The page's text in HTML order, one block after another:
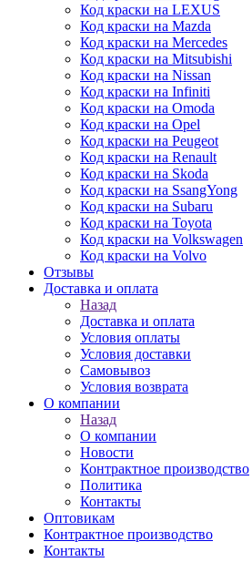
Код краски на LEXUS
Код краски на Mazda
Код краски на Mercedes
Код краски на Mitsubishi
Код краски на Nissan
Код краски на Infiniti
Код краски на Omoda
Код краски на Opel
Код краски на Peugeot
Код краски на Renault
Код краски на Skoda
Код краски на SsangYong
Код краски на Subaru
Код краски на Toyota
Код краски на Volkswagen
Код краски на Volvo
Отзывы
Доставка и оплата
Назад
Доставка и оплата
Условия оплаты
Условия доставки
Самовывоз
Условия возврата
О компании
Назад
О компании
Новости
Контрактное производство
Политика
Контакты
Оптовикам
Контрактное производство
Контакты